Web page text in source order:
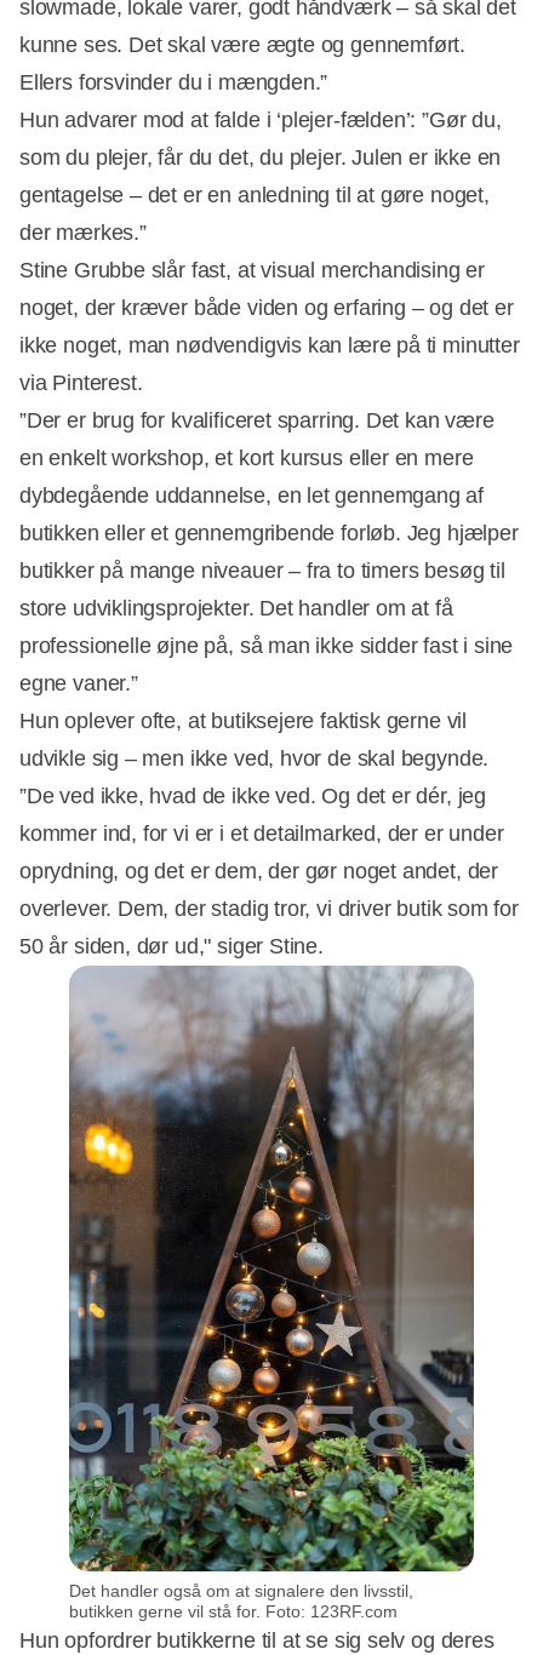
slowmade, lokale varer, godt håndværk – så skal det
kunne ses. Det skal være ægte og gennemført.
Ellers forsvinder du i mængden.”
Hun advarer mod at falde i ‘plejer-fælden’: ”Gør du,
som du plejer, får du det, du plejer. Julen er ikke en
gentagelse – det er en anledning til at gøre noget,
der mærkes.”
Stine Grubbe slår fast, at visual merchandising er
noget, der kræver både viden og erfaring – og det er
ikke noget, man nødvendigvis kan lære på ti minutter
via Pinterest.
”Der er brug for kvalificeret sparring. Det kan være
en enkelt workshop, et kort kursus eller en mere
dybdegående uddannelse, en let gennemgang af
butikken eller et gennemgribende forløb. Jeg hjælper
butikker på mange niveauer – fra to timers besøg til
store udviklingsprojekter. Det handler om at få
professionelle øjne på, så man ikke sidder fast i sine
egne vaner.”
Hun oplever ofte, at butiksejere faktisk gerne vil
udvikle sig – men ikke ved, hvor de skal begynde.
”De ved ikke, hvad de ikke ved. Og det er dér, jeg
kommer ind, for vi er i et detailmarked, der er under
oprydning, og det er dem, der gør noget andet, der
overlever. Dem, der stadig tror, vi driver butik som for
50 år siden, dør ud," siger Stine.
Det handler også om at signalere den livsstil,
butikken gerne vil stå for. Foto: 123RF.com
Hun opfordrer butikkerne til at se sig selv og deres